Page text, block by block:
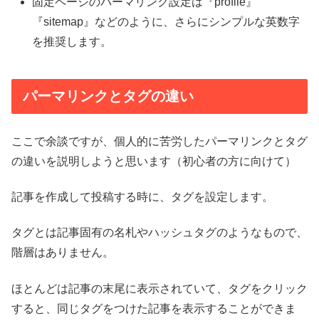
『sitemap』などのように、さらにシンプルな英数字
を推奨します。
パーマリンクとタグの違い
ここで余談ですが、個人的に苦労したパーマリンクとタグ
の違いを説明しようと思います（初心者の方に向けて）
記事を作成して投稿する時に、タグを設定します。
タグとは記事固有の名札やハッシュタグのようなもので、
階層はありません。
ほとんどは記事の末尾に表示されていて、タグをクリック
すると、同じタグをつけた記事を表示することができま